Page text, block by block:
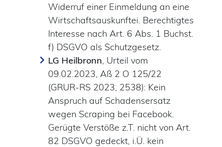
Widerruf einer Einmeldung an eine
Wirtschaftsauskunftei. Berechtigtes
Interesse nach Art. 6 Abs. 1 Buchst.
f) DSGVO als Schutzgesetz.
LG Heilbronn, Urteil vom
09.02.2023, Aß 2 O 125/22
(GRUR-RS 2023, 2538): Kein
Anspruch auf Schadensersatz
wegen Scraping bei Facebook.
Gerügte Verstöße z.T. nicht von Art.
82 DSGVO gedeckt, i.Ü. kein